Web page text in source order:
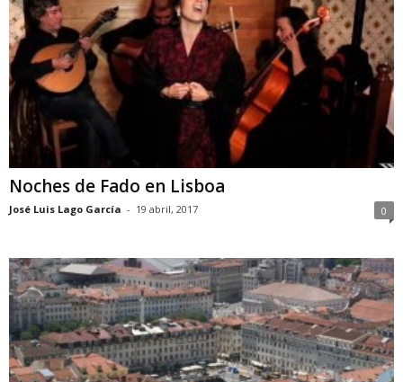
Noches de Fado en Lisboa
José Luis Lago García - 19 abril, 2017 0